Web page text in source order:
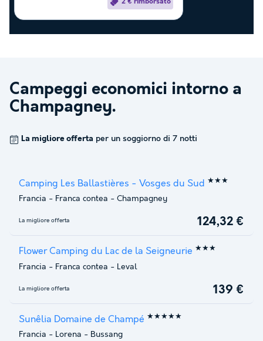
Campeggi economici intorno a
Champagney.
La migliore offerta per un soggiorno di 7 notti
Camping Les Ballastières - Vosges du Sud ★★★
Francia - Franca contea - Champagney
La migliore offerta 124,32 €
Flower Camping du Lac de la Seigneurie ★★★
Francia - Franca contea - Leval
La migliore offerta 139 €
Sunêlia Domaine de Champé ★★★★★
Francia - Lorena - Bussang